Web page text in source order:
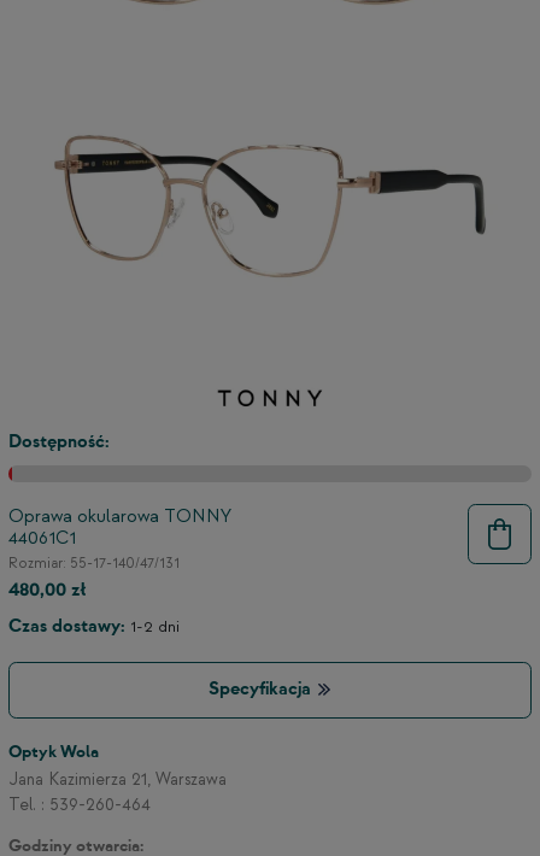
Dostępność:
Oprawa okularowa TONNY
44061C1
Rozmiar: 55-17-140/47/131
480,00 zł
Czas dostawy: 1-2 dni
Specyfikacja
Optyk Wola
Jana Kazimierza 21, Warszawa
Tel. : 539-260-464
Godziny otwarcia: